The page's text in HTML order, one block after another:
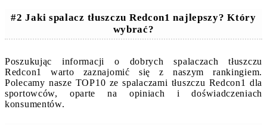
#2 Jaki spalacz tłuszczu Redcon1 najlepszy? Który
wybrać?
Poszukując informacji o dobrych spalaczach tłuszczu
Redcon1 warto zaznajomić się z naszym rankingiem.
Polecamy nasze TOP10 ze spalaczami tłuszczu Redcon1 dla
sportowców, oparte na opiniach i doświadczeniach
konsumentów.